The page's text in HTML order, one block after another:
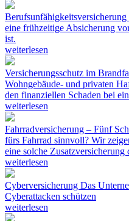
eine frühzeitige Absicherung
ist.
weiterlesen
Versicherungsschutz im
Wohngebäude- und privaten
den finanziellen Schaden bei
weiterlesen
Fahrradversicherung – Fünf
fürs Fahrrad sinnvoll? Wir
eine solche Zusatzversicherung
weiterlesen
Cyberversicherung Das
Cyberattacken schützen
weiterlesen